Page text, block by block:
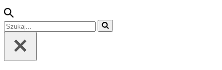
Szukaj...